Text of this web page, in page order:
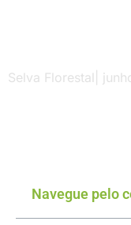
Selva Florestal
Navegue pelo